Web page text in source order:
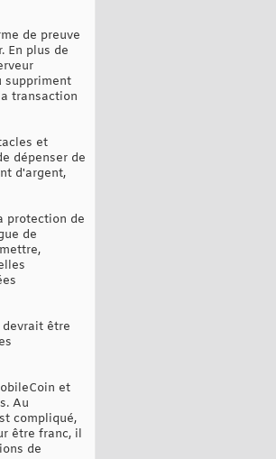
de preuve
En plus de
suppriment
transaction
et
dépenser de
d'argent,
protection de
de
être
et
Au
compliqué,
être franc, il
de